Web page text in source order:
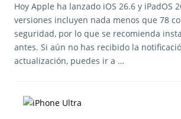
Hoy Apple ha lanzado iOS 26.6 y iPadOS
versiones incluyen nada menos que 78
seguridad, por lo que se recomienda
antes. Si aún no has recibido la
actualización, puedes ir a …